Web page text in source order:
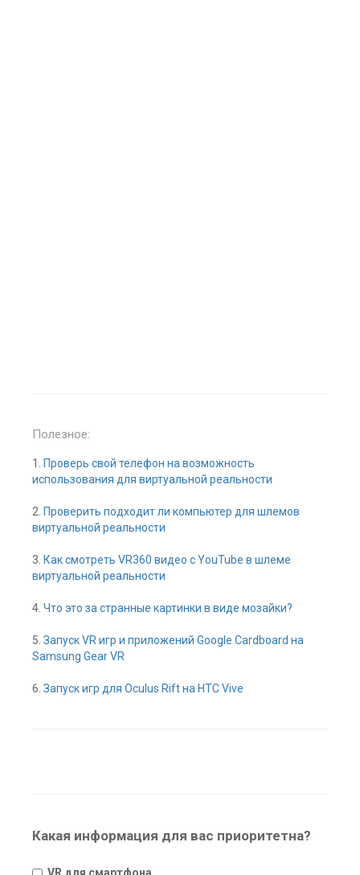
Полезное:
1.
Проверь свой телефон на возможность
использования для виртуальной реальности
2. Проверить подходит ли компьютер для шлемов
виртуальной реальности
3. Как смотреть VR360 видео с YouTube в шлеме
виртуальной реальности
4. Что это за странные картинки в виде мозайки?
5. Запуск VR игр и приложений Google Cardboard на
Samsung Gear VR
6. Запуск игр для Oculus Rift на HTC Vive
Какая информация для вас приоритетна?